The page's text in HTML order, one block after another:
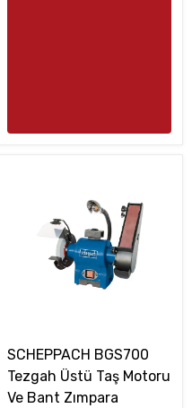
SCHEPPACH BGS700
Tezgah Üstü Taş Motoru
Ve Bant Zımpara